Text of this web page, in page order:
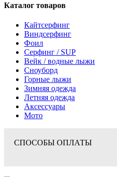
Каталог товаров
Кайтсерфинг
Виндсерфинг
Фоил
Серфинг / SUP
Вейк / водные лыжи
Сноуборд
Горные лыжи
Зимняя одежда
Летняя одежда
Аксессуары
Мото
СПОСОБЫ ОПЛАТЫ